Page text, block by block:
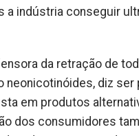
a indústria conseguir
da retração de
neonicotinóides, diz ser
em produtos
dos consumidores